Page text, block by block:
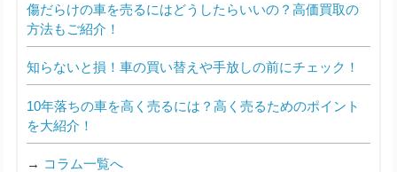
傷だらけの車を売るにはどうしたらいいの？高価買取の
方法もご紹介！
知らないと損！車の買い替えや手放しの前にチェック！
10年落ちの車を高く売るには？高く売るためのポイント
を大紹介！
→ コラム一覧へ